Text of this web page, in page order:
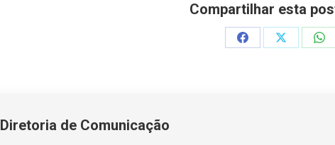
Compartilhar esta
Share
Share
Diretoria de Comunicação